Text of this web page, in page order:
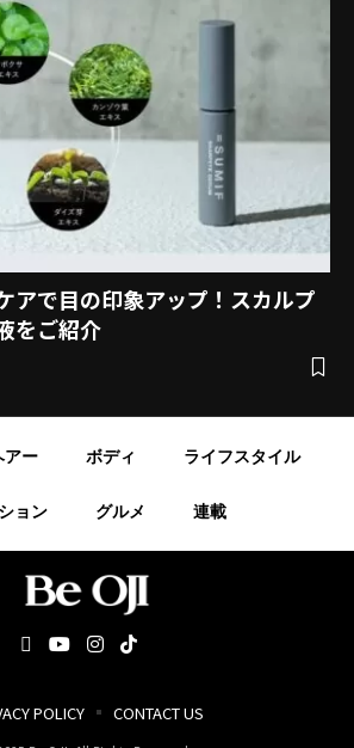
アで目の印象アップ！スカルプ
をご紹介
アー ボディ ライフスタイル
ョン グルメ 連載
POLICY CONTACT US